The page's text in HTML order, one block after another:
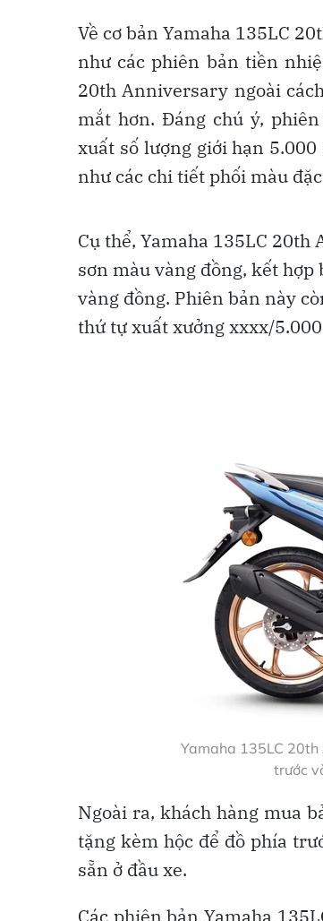
Về cơ bản Yamaha 135LC
như các phiên bản tiền
20th Anniversary ngoài
mắt hơn. Đáng chú ý,
xuất số lượng giới hạn
như các chi tiết phối màu
Cụ thể, Yamaha 135LC
sơn màu vàng đồng, kết
vàng đồng. Phiên bản này
thứ tự xuất xưởng xxxx/
Yamaha 135LC
trước
Ngoài ra, khách hàng mua
tặng kèm hộc để đồ phía
sẵn ở đầu xe.
Các phiên bản Yamaha